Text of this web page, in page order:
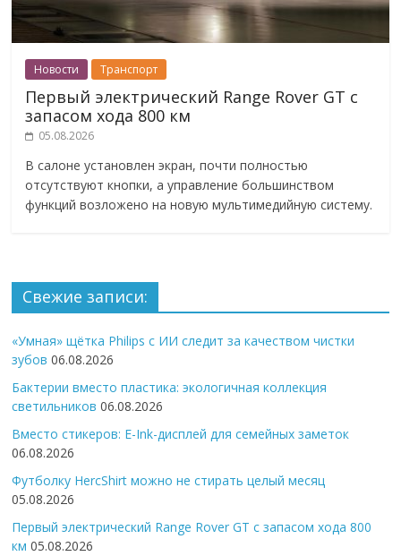
Новости Транспорт
Первый электрический Range Rover GT с
запасом хода 800 км
05.08.2026
В салоне установлен экран, почти полностью
отсутствуют кнопки, а управление большинством
функций возложено на новую мультимедийную систему.
Свежие записи:
«Умная» щётка Philips с ИИ следит за качеством чистки
зубов 06.08.2026
Бактерии вместо пластика: экологичная коллекция
светильников 06.08.2026
Вместо стикеров: E-Ink-дисплей для семейных заметок
06.08.2026
Футболку HercShirt можно не стирать целый месяц
05.08.2026
Первый электрический Range Rover GT с запасом хода 800
км 05.08.2026